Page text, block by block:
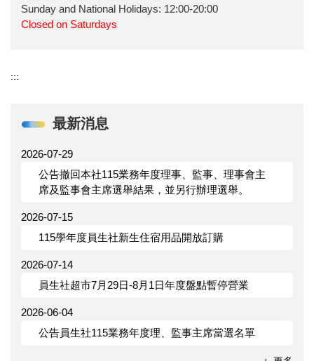
Sunday and National Holidays: 12:00-20:00
Closed on Saturdays
:::
最新消息
2026-07-29
公告撤回本社115業務年度理事、監事、理事會主
席及監事會主席選舉結果，並另行辦理選舉。
2026-07-15
115學年度員生社新生住宿用品開放訂購
2026-07-14
員生社超市7月29日-8月1日年度盤點暫停營業
2026-06-04
公告員生社115業務年度理、監事主席當選名單